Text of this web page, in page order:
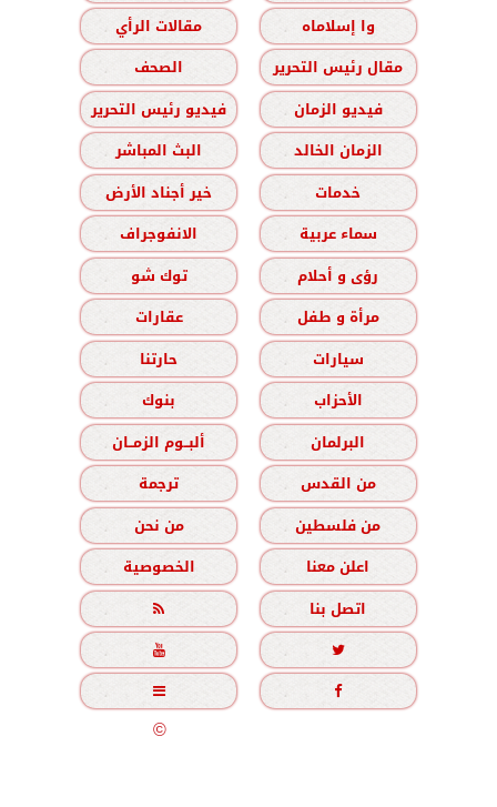
وا إسلاماه
مقالات الرأي
مقال رئيس التحرير
الصحف
فيديو الزمان
فيديو رئيس التحرير
الزمان الخالد
البث المباشر
خدمات
خير أجناد الأرض
سماء عربية
الانفوجراف
رؤى و أحلام
توك شو
مرأة و طفل
عقارات
سيارات
حارتنا
الأحزاب
بنوك
البرلمان
ألبــوم الزمــان
من القدس
ترجمة
من فلسطين
من نحن
اعلن معنا
الخصوصية
اتصل بنا





جميع الحقوق محفوظة©